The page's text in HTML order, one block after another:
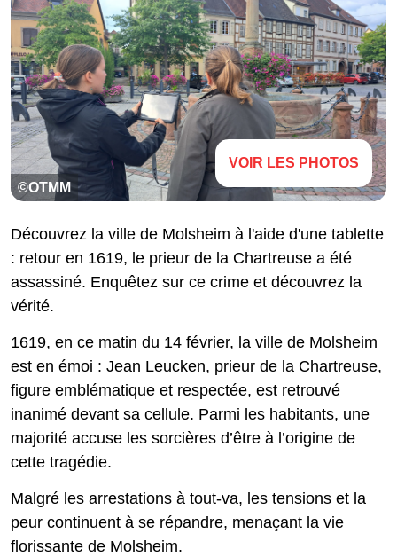
©OTMM
VOIR LES PHOTOS
Découvrez la ville de Molsheim à l'aide d'une tablette
: retour en 1619, le prieur de la Chartreuse a été
assassiné. Enquêtez sur ce crime et découvrez la
vérité.
1619, en ce matin du 14 février, la ville de Molsheim
est en émoi : Jean Leucken, prieur de la Chartreuse,
figure emblématique et respectée, est retrouvé
inanimé devant sa cellule. Parmi les habitants, une
majorité accuse les sorcières d’être à l’origine de
cette tragédie.
Malgré les arrestations à tout-va, les tensions et la
peur continuent à se répandre, menaçant la vie
florissante de Molsheim.